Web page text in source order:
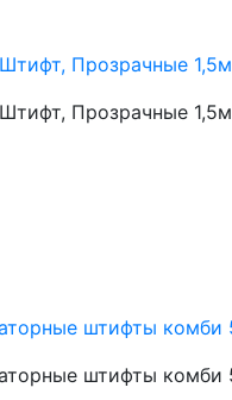
Прозрачные
Прозрачные
штифты комби
штифты комби